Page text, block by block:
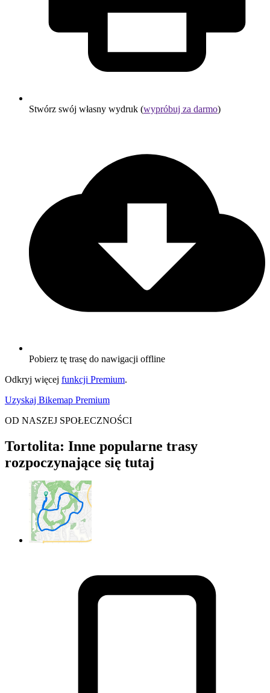
Stwórz swój własny wydruk (wypróbuj za darmo)
Pobierz tę trasę do nawigacji offline
Odkryj więcej funkcji Premium.
Uzyskaj Bikemap Premium
OD NASZEJ SPOŁECZNOŚCI
Tortolita: Inne popularne trasy
rozpoczynające się tutaj